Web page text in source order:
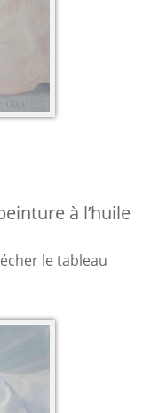
à l’huile
le tableau